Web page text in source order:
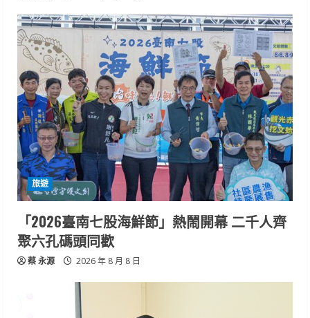
旅遊
「2026臺南七股海鮮節」熱鬧開幕 二千人齊
聚六孔碼頭同歡
蔡 永源 2026 年 8 月 8 日